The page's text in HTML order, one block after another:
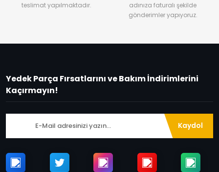
teslimat yapılmaktadır.
adınıza faturalı şekilde
gönderimler yapıyoruz.
Yedek Parça Fırsatlarını ve Bakım İndirimlerini
Kaçırmayın!
Kaydol